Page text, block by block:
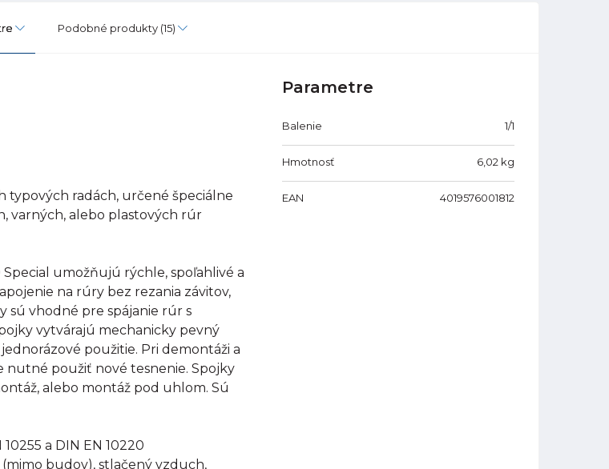
Podobné produkty (15)
typových radách, určené špeciálne
varných, alebo plastových rúr
Special umožňujú rýchle, spoľahlivé a
na rúry bez rezania závitov,
sú vhodné pre spájanie rúr s
vytvárajú mechanicky pevný
použitie. Pri demontáži a
nutné použiť nové tesnenie. Spojky
alebo montáž pod uhlom. Sú
a DIN EN 10220
(mimo budov), stlačený vzduch,
Parametre
Balenie 1/1
Hmotnosť 6,02 kg
EAN 4019576001812